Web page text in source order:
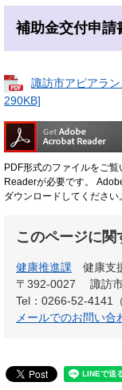
補助金交付申請
諏訪市アピアラ
290KB]
PDF形式のファイルをご
Readerが必要です。
ダウンロードしてください
このページに
健康推進課
健康支
〒392-0027
諏訪
Tel：0266-52-4141
メールでのお問い合